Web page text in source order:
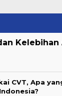
Kelebihan
CVT, Apa